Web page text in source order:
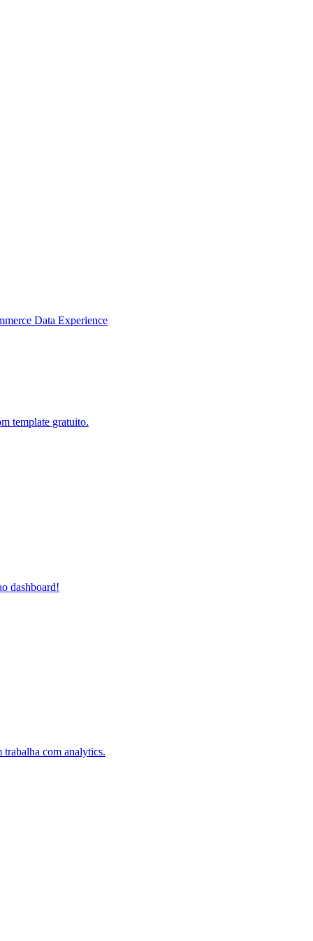
Data Experience
template gratuito.
dashboard!
com analytics.